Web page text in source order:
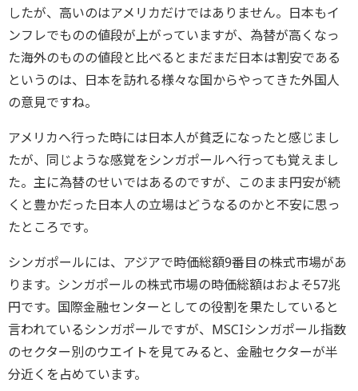
したが、高いのはアメリカだけではありません。 日本もイ
ンフレでものの値段が上がっていますが、 為替が高くなっ
た海外のものの値段と比べるとまだまだ日本は割安である
というのは、 日本を訪れる様々な国からやってきた外国人
の意見ですね。
アメリカへ行った時には日本人が貧乏になったと感じまし
たが、 同じような感覚をシンガポールへ行っても覚えまし
た。 主に為替のせいではあるのですが、 このまま円安が続
くと豊かだった日本人の立場はどうなるのかと不安に思っ
たところです。
シンガポールには、 アジアで時価総額9番目の株式市場があ
ります。 シンガポールの株式市場の時価総額はおよそ57兆
円です。国際金融センターとしての役割を果たしていると
言われているシンガポールですが、 MSCIシンガポール指数
のセクター別のウエイトを見てみると、 金融セクターが半
分近くを占めています。